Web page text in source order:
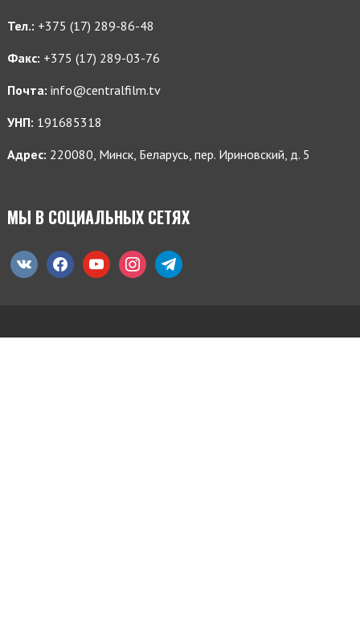
Тел.: +375 (17) 289-86-48
Факс: +375 (17) 289-03-76
Почта: info@centralfilm.tv
УНП: 191685318
Адрес: 220080, Минск, Беларусь, пер. Ириновский, д. 5
МЫ В СОЦИАЛЬНЫХ СЕТЯХ
vkontaktefacebookyoutube instagramtelegram